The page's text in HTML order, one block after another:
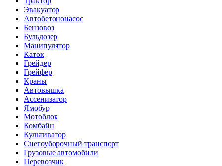
Эвакуатор
Автобетононасос
Бензовоз
Бульдозер
Манипулятор
Каток
Грейдер
Грейфер
Краны
Автовышка
Ассенизатор
Ямобур
Мотоблок
Комбайн
Культиватор
Снегоуборочный транспорт
Грузовые автомобили
Перевозчик